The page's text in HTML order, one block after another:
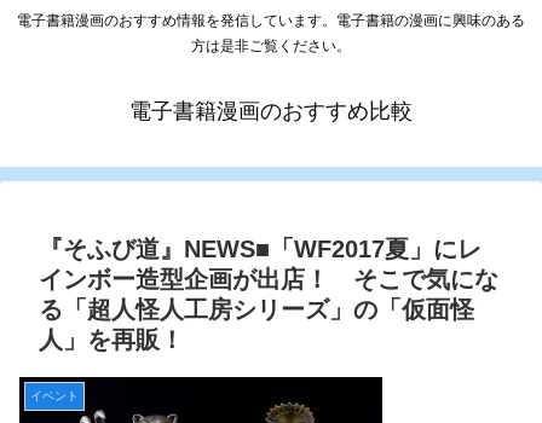
電子書籍漫画のおすすめ情報を発信しています。電子書籍の漫画に興味のある
方は是非ご覧ください。
電子書籍漫画のおすすめ比較
『そふび道』NEWS■「WF2017夏」にレ
インボー造型企画が出店！ そこで気にな
る「超人怪人工房シリーズ」の「仮面怪
人」を再販！
イベント